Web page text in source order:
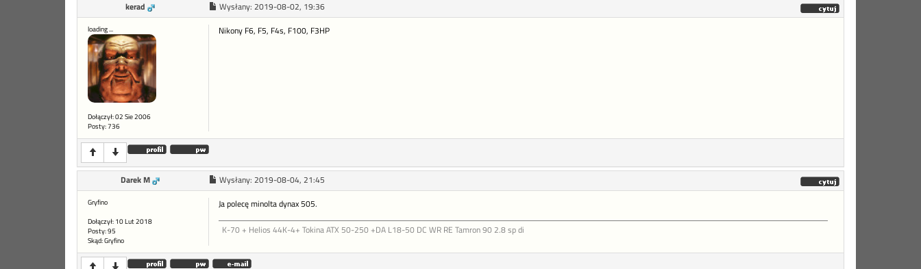
kerad Wysłany: 2019-08-02, 19:36
loading ...
Dołączył: 02 Sie 2006
Posty: 736
Nikony F6, F5, F4s, F100, F3HP
Darek M Wysłany: 2019-08-04, 21:45
Gryfino
Dołączył: 10 Lut 2018
Posty: 95
Skąd: Gryfino
Ja polecę minolta dynax 505.
K-70 + Helios 44K-4+ Tokina ATX 50-250 +DA L18-50 DC WR RE Tamron 90 2.8 sp di